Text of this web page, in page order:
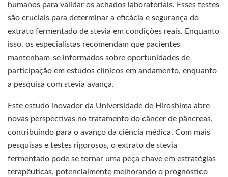
humanos para validar os achados laboratoriais. Esses testes
são cruciais para determinar a eficácia e segurança do
extrato fermentado de stevia em condições reais. Enquanto
isso, os especialistas recomendam que pacientes
mantenham-se informados sobre oportunidades de
participação em estudos clínicos em andamento, enquanto
a pesquisa com stevia avança.
Este estudo inovador da Universidade de Hiroshima abre
novas perspectivas no tratamento do câncer de pâncreas,
contribuindo para o avanço da ciência médica. Com mais
pesquisas e testes rigorosos, o extrato de stevia
fermentado pode se tornar uma peça chave em estratégias
terapêuticas, potencialmente melhorando o prognóstico